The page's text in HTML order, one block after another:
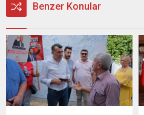
Benzer Konular